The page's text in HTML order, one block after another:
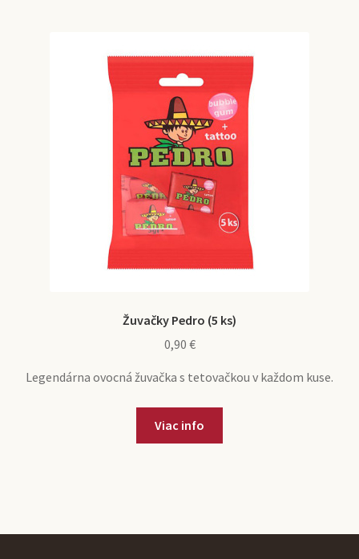
Žuvačky Pedro (5 ks)
0,90 €
Legendárna ovocná žuvačka s tetovačkou v každom kuse.
Viac info